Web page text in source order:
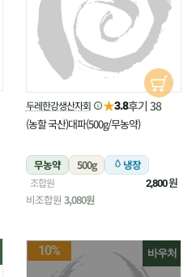
두레한강생산자회 ★3.8후기 38
(농할 국산)대파(500g/무농약)
무농약 500g 냉장
조합원 2,800원
비조합원 3,080원
바우처
10%